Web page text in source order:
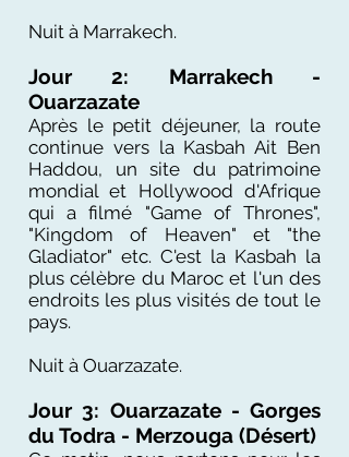
Nuit à Marrakech.
Jour 2: Marrakech -
Ouarzazate
Après le petit déjeuner, la route
continue vers la Kasbah Ait Ben
Haddou, un site du patrimoine
mondial et Hollywood d'Afrique
qui a filmé "Game of Thrones",
"Kingdom of Heaven" et "the
Gladiator" etc. C'est la Kasbah la
plus célèbre du Maroc et l'un des
endroits les plus visités de tout le
pays.
Nuit à Ouarzazate.
Jour 3: Ouarzazate - Gorges
du Todra - Merzouga (Désert)